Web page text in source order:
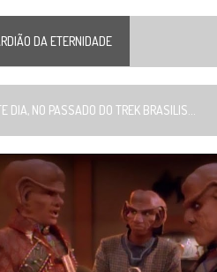
DA ETERNIDADE
DIA, NO PASSADO DO TREK BRASILIS...